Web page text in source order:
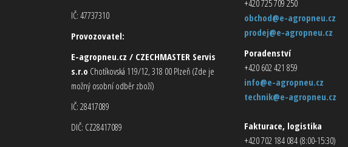
IČ: 47737310
Provozovatel:
E-agropneu.cz / CZECHMASTER Servis
s.r.o Chotíkovská 119/12, 318 00 Plzeň (Zde je
možný osobní odběr zboží)
IČ: 28417089
DIČ: CZ28417089
+420 725 709 250
obchod@e-agropneu.cz
prodej@e-agropneu.cz
Poradenství
+420 602 421 859
info@e-agropneu.cz
technik@e-agropneu.cz
Fakturace, logistika
+420 702 184 084 (8:00-15:30)